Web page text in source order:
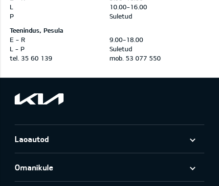
L
10.00-16.00
P
Suletud
Teenindus, Pesula
E - R
9.00-18.00
L - P
Suletud
tel. 35 60 139
mob. 53 077 550
Laoautod
Omanikule